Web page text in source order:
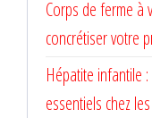
Corps de ferme à
concrétiser votre
Hépatite infantile
essentiels chez